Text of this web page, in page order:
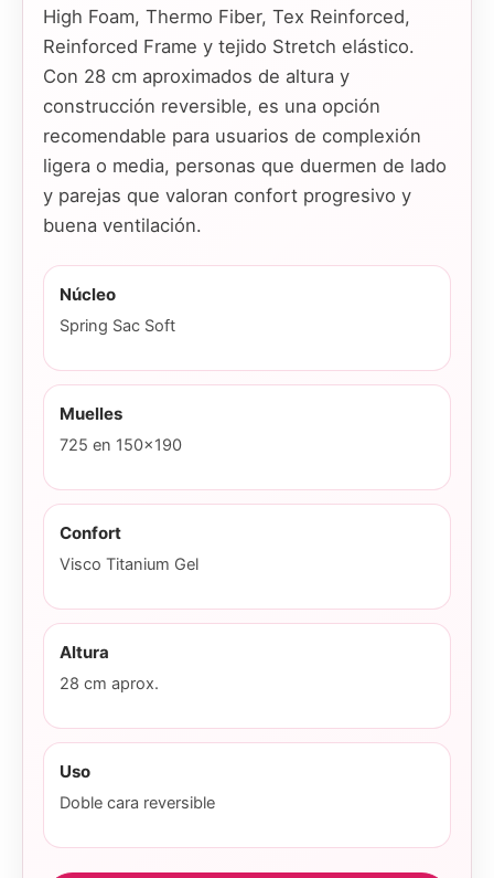
High Foam, Thermo Fiber, Tex Reinforced,
Reinforced Frame y tejido Stretch elástico.
Con 28 cm aproximados de altura y
construcción reversible, es una opción
recomendable para usuarios de complexión
ligera o media, personas que duermen de lado
y parejas que valoran confort progresivo y
buena ventilación.
Núcleo
Spring Sac Soft
Muelles
725 en 150x190
Confort
Visco Titanium Gel
Altura
28 cm aprox.
Uso
Doble cara reversible